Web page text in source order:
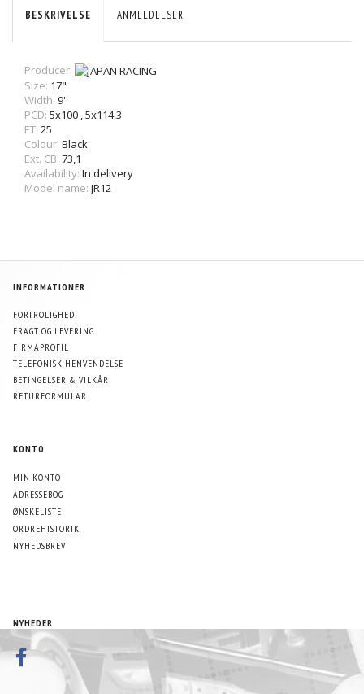
BESKRIVELSE ANMELDELSER
Producer:
Size: 17"
Width: 9''
PCD: 5x100 ,5x114,3
ET: 25
Colour: Black
Ext. CB: 73,1
Availability: In delivery
Model name: JR12
INFORMATIONER
FORTROLIGHED
FRAGT OG LEVERING
FIRMAPROFIL
TELEFONISK HENVENDELSE
BETINGELSER & VILKÅR
RETURFORMULAR
KONTO
MIN KONTO
ADRESSEBOG
ØNSKELISTE
ORDREHISTORIK
NYHEDSBREV
NYHEDER